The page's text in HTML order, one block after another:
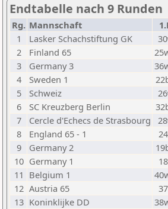
Endtabelle nach 9 Runden
Rg. Mannschaft
1
Lasker Schachstiftung GK
2
Finland 65
3
Germany 3
4
Sweden 1
5
Schweiz
6
SC Kreuzberg Berlin
7
Cercle d'Echecs de Strasbourg
8
England 65 - 1
9
Germany 2
10 Germany 1
11 Belgium 1
12 Austria 65
13 Koninklijke DD